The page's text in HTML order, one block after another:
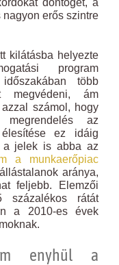
erős szintre
kilátásba helyezte
program
több
megvédeni, ám
számol, hogy
az
ez idáig
a jelek is abba az
a munkaerőpiac
aránya,
feljebb. Elemzői
százalékos rátát
a 2010-es évek
enyhül a